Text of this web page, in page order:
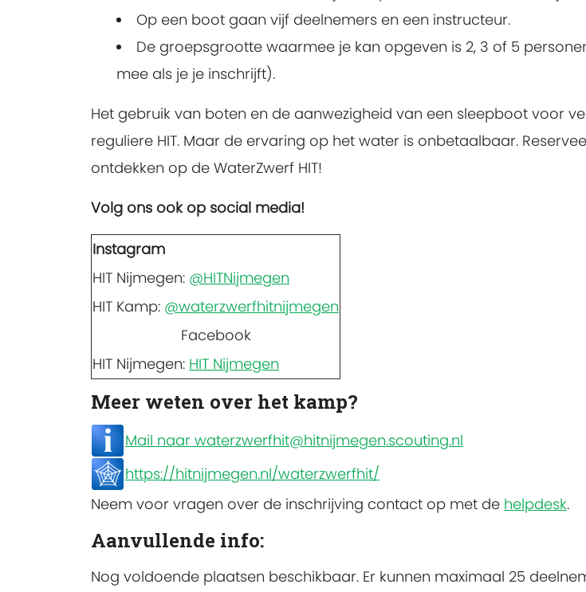
Op een boot gaan vijf deelnemers en een instructeur.
De groepsgrootte waarmee je kan opgeven is 2, 3 of 5
mee als je je inschrijft).
Het gebruik van boten en de aanwezigheid van een sleepboot voor
reguliere HIT. Maar de ervaring op het water is onbetaalbaar.
ontdekken op de WaterZwerf HIT!
Volg ons ook op social media!
Instagram
HIT Nijmegen: @HITNijmegen
HIT Kamp: @waterzwerfhitnijmegen
Facebook
HIT Nijmegen: HIT Nijmegen
Meer weten over het kamp?
Mail naar waterzwerfhit@hitnijmegen.scouting.nl
https://hitnijmegen.nl/waterzwerfhit/
Neem voor vragen over de inschrijving contact op met de helpdesk.
Aanvullende info:
Nog voldoende plaatsen beschikbaar. Er kunnen maximaal 25